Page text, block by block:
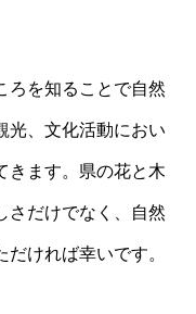
ろを知ることで自然
光、文化活動におい
きます。県の花と木
さだけでなく、自然
ければ幸いです。